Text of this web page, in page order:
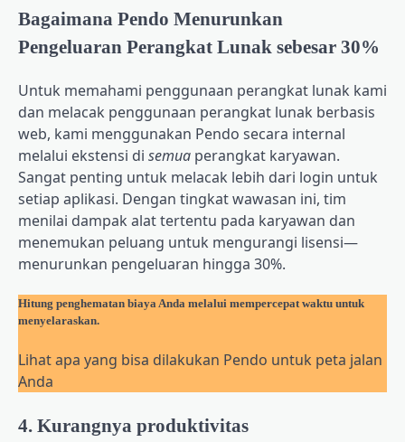
Bagaimana Pendo Menurunkan
Pengeluaran Perangkat Lunak sebesar 30%
Untuk memahami penggunaan perangkat lunak kami
dan melacak penggunaan perangkat lunak berbasis
web, kami menggunakan Pendo secara internal
melalui ekstensi di semua perangkat karyawan.
Sangat penting untuk melacak lebih dari login untuk
setiap aplikasi. Dengan tingkat wawasan ini, tim
menilai dampak alat tertentu pada karyawan dan
menemukan peluang untuk mengurangi lisensi—
menurunkan pengeluaran hingga 30%.
Hitung penghematan biaya Anda melalui mempercepat waktu untuk
menyelaraskan.
Lihat apa yang bisa dilakukan Pendo untuk peta jalan
Anda
4. Kurangnya produktivitas